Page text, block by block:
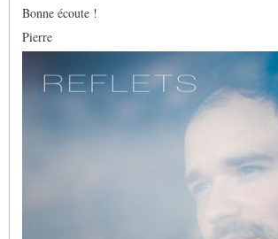
Bonne écoute !
Pierre